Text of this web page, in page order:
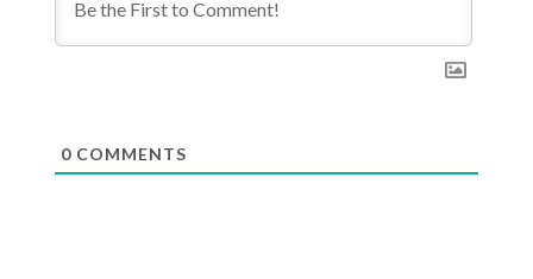
0COMMENTS